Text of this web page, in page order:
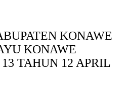
KONAWE
KONAWE
TAHUN 12 APRIL